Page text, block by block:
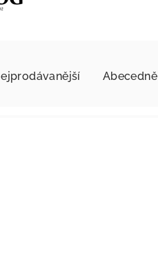
Abecedně